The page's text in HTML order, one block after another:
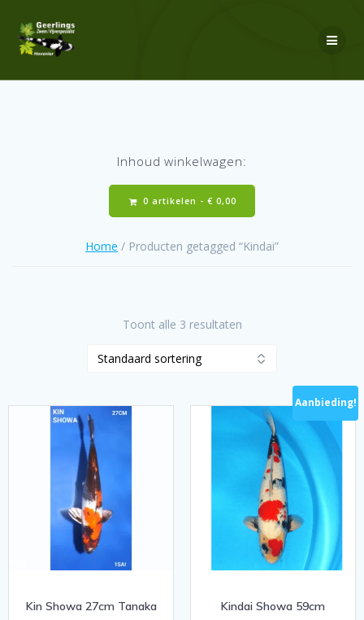
Inhoud winkelwagen:
0 artikelen - € 0,00
Home / Producten getagged “Kindai”
Toont alle 3 resultaten
Kin Showa 27cm Tanaka
Aanbieding!
Kindai Showa 59cm